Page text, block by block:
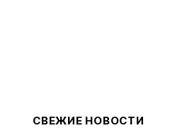
СВЕЖИЕ НОВОСТИ